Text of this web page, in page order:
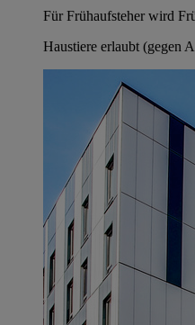
Für Frühaufsteher wird
Haustiere erlaubt (gegen